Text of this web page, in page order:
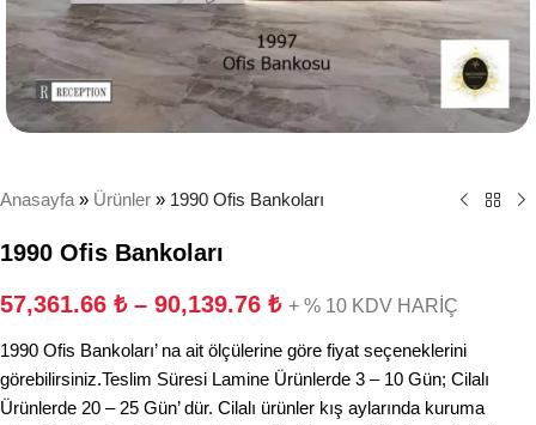
Anasayfa » Ürünler » 1990 Ofis Bankoları
1990 Ofis Bankoları
57,361.66 ₺ – 90,139.76 ₺ + % 10 KDV HARİÇ
1990 Ofis Bankoları’ na ait ölçülerine göre fiyat seçeneklerini
görebilirsiniz.Teslim Süresi Lamine Ürünlerde 3 – 10 Gün; Cilalı
Ürünlerde 20 – 25 Gün’ dür. Cilalı ürünler kış aylarında kuruma